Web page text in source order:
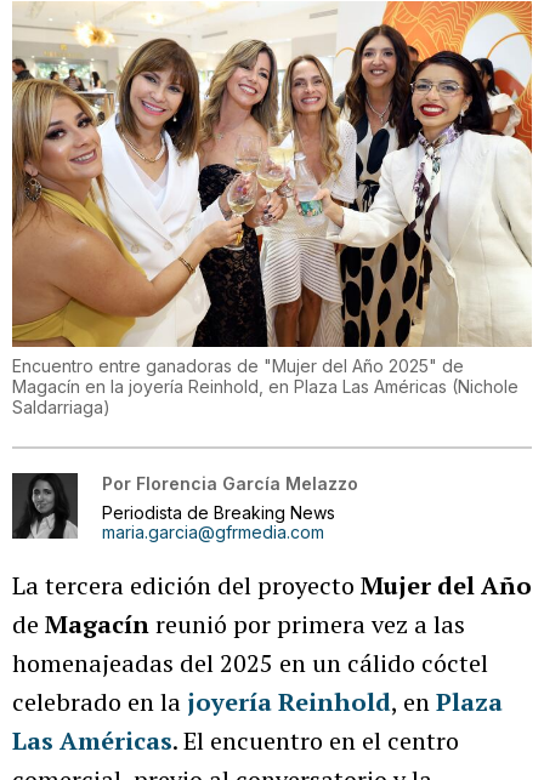
Encuentro entre ganadoras de "Mujer del Año 2025" de
Magacín en la joyería Reinhold, en Plaza Las Américas (Nichole
Saldarriaga)
Por Florencia García Melazzo
Periodista de Breaking News
maria.garcia@gfrmedia.com
La tercera edición del proyecto Mujer del Año
de Magacínreunió por primera vez a las
homenajeadas del 2025 en un cálido cóctel
celebrado en la joyería Reinhold, enPlaza
Las Américas. El encuentro en el centro